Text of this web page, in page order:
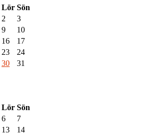
Lör Sön
2
3
9
10
16
17
23
24
30 31
Lör Sön
6
7
13
14